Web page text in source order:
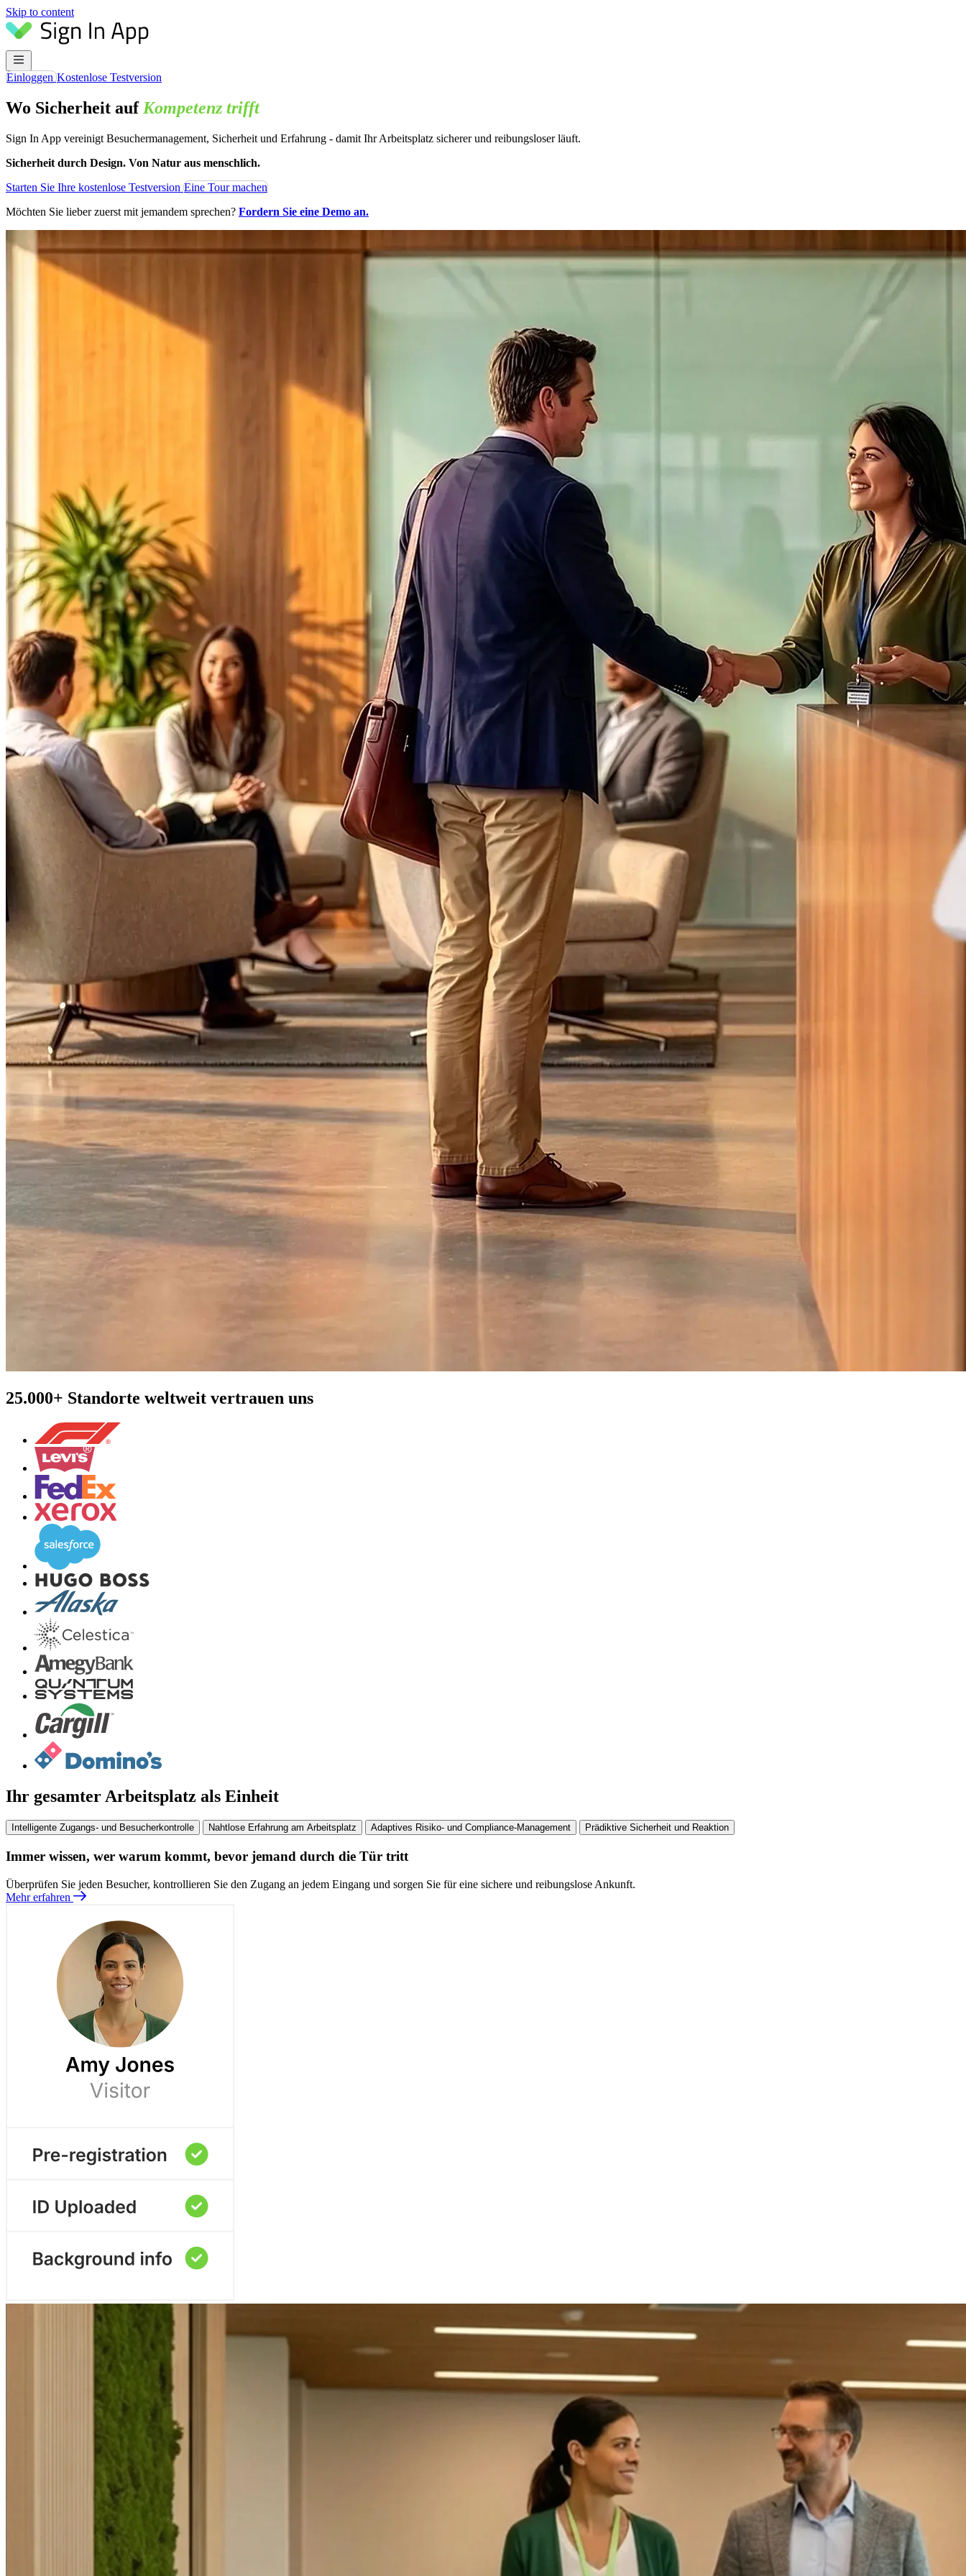
Skip to content
EinloggenKostenlose Testversion
Wo Sicherheit auf Kompetenztrifft
Sign In App vereinigt Besuchermanagement, Sicherheit und Erfahrung - damit Ihr Arbeitsplatz sicherer und reibungsloser läuft.
Sicherheit durch Design. Von Natur aus menschlich.
Starten Sie Ihre kostenlose Testversion Eine Tour machen
Möchten Sie lieber zuerst mit jemandem sprechen? Fordern Sie eine Demo an.
25.000+ Standorte weltweit vertrauen uns
Ihr gesamter Arbeitsplatz als Einheit
Intelligente Zugangs- und Besucherkontrolle Nahtlose Erfahrung am Arbeitsplatz Adaptives Risiko- und Compliance-Management Prädiktive Sicherheit und Reaktion
Immer wissen, wer warum kommt, bevor jemand durch die Tür tritt
Überprüfen Sie jeden Besucher, kontrollieren Sie den Zugang an jedem Eingang und sorgen Sie für eine sichere und reibungslose Ankunft.
Mehr erfahren